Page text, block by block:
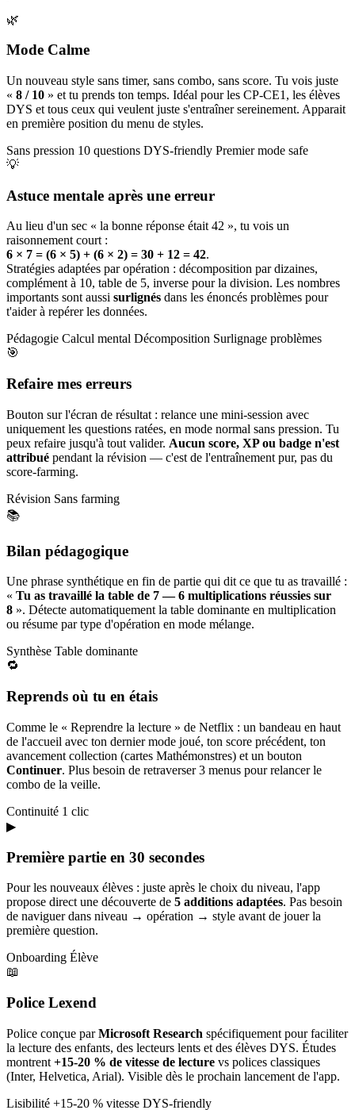
🌿
Mode Calme
Un nouveau style sans timer, sans combo, sans score. Tu vois juste
« 8 / 10 » et tu prends ton temps. Idéal pour les CP-CE1, les élèves
DYS et tous ceux qui veulent juste s'entraîner sereinement. Apparait
en première position du menu de styles.
Sans pression 10 questions DYS-friendly Premier mode safe
💡
Astuce mentale après une erreur
Au lieu d'un sec « la bonne réponse était 42 », tu vois un
raisonnement court :
6 × 7 = (6 × 5) + (6 × 2) = 30 + 12 = 42.
Stratégies adaptées par opération : décomposition par dizaines,
complément à 10, table de 5, inverse pour la division. Les nombres
importants sont aussi surlignés dans les énoncés problèmes pour
t'aider à repérer les données.
Pédagogie Calcul mental Décomposition Surlignage problèmes
🎯
Refaire mes erreurs
Bouton sur l'écran de résultat : relance une mini-session avec
uniquement les questions ratées, en mode normal sans pression. Tu
peux refaire jusqu'à tout valider. Aucun score, XP ou badge n'est
attribué pendant la révision — c'est de l'entraînement pur, pas du
score-farming.
Révision Sans farming
📚
Bilan pédagogique
Une phrase synthétique en fin de partie qui dit ce que tu as travaillé :
« Tu as travaillé la table de 7 — 6 multiplications réussies sur
8 ». Détecte automatiquement la table dominante en multiplication
ou résume par type d'opération en mode mélange.
Synthèse Table dominante
🔁
Reprends où tu en étais
Comme le « Reprendre la lecture » de Netflix : un bandeau en haut
de l'accueil avec ton dernier mode joué, ton score précédent, ton
avancement collection (cartes Mathémonstres) et un bouton
Continuer. Plus besoin de retraverser 3 menus pour relancer le
combo de la veille.
Continuité 1 clic
▶
Première partie en 30 secondes
Pour les nouveaux élèves : juste après le choix du niveau, l'app
propose direct une découverte de 5 additions adaptées. Pas besoin
de naviguer dans niveau → opération → style avant de jouer la
première question.
Onboarding Élève
📖
Police Lexend
Police conçue parMicrosoft Research spécifiquement pour faciliter
la lecture des enfants, des lecteurs lents et des élèves DYS. Études
montrent +15-20 % de vitesse de lecture vs polices classiques
(Inter, Helvetica, Arial). Visible dès le prochain lancement de l'app.
Lisibilité +15-20 % vitesse DYS-friendly